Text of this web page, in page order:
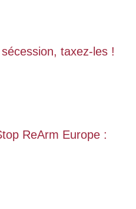
taxez-les !
ReArm Europe :